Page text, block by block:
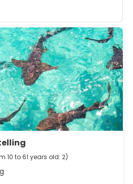
10 to 61 years old: 2)